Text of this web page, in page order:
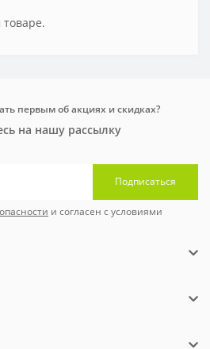
первым об акциях и скидках?
на нашу рассылку
Подписаться
и согласен с условиями